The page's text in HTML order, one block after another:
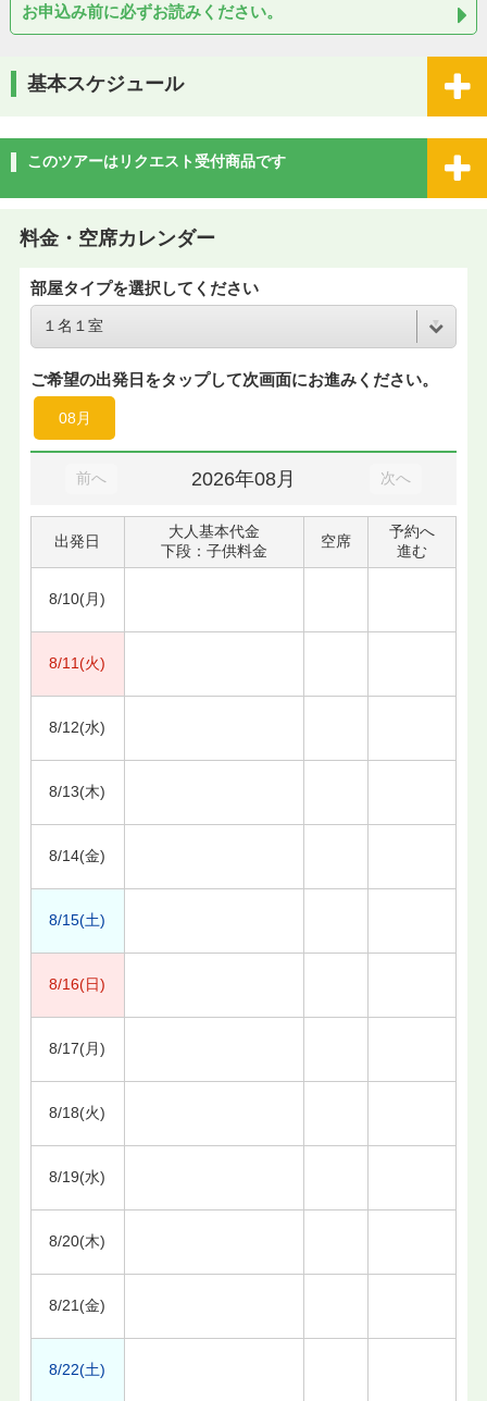
お申込み前に必ずお読みください。
基本スケジュール
このツアーはリクエスト受付商品です
料金・空席カレンダー
部屋タイプを選択してください
ご希望の出発日をタップして次画面にお進みください。
08月
前へ 2026年08月 次へ
出発日
大人基本代金
下段：子供料金
空席
予約へ
進む
8/10(月)
8/11(火)
8/12(水)
8/13(木)
8/14(金)
8/15(土)
8/16(日)
8/17(月)
8/18(火)
8/19(水)
8/20(木)
8/21(金)
8/22(土)